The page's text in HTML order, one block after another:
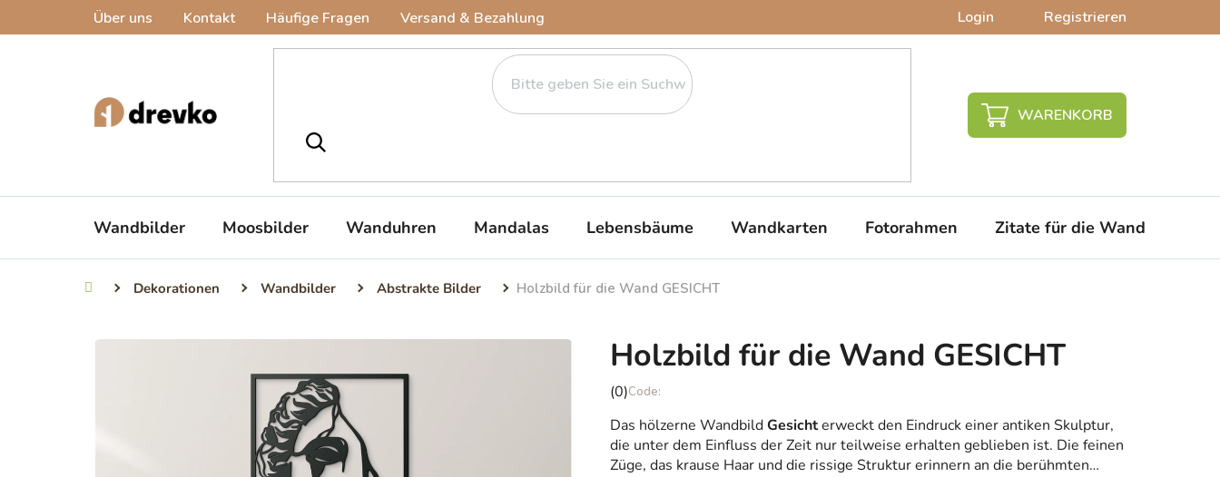
Über uns Kontakt Häufige Fragen Versand & Bezahlung Login Registrieren
WARENKORB
Wandbilder Moosbilder Wanduhren Mandalas Lebensbäume Wandkarten Fotorahmen Zitate für die Wand
StartseiteDekorationen Wandbilder Abstrakte Bilder Holzbild für die Wand GESICHT
Holzbild für die Wand GESICHT
Die
Produktbewertung
ist
0,0
(0)
Das hölzerne WandbildGesichterweckt den Eindruck einer antiken Skulptur,
die unter dem Einfluss der Zeit nur teilweise erhalten geblieben ist. Die feinen
Züge, das krause Haar und die rissige Struktur erinnern an die berühmten